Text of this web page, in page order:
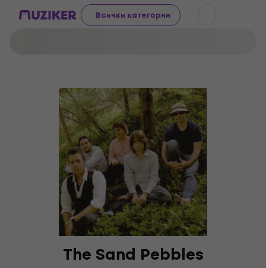
Всички категории
The Sand Pebbles